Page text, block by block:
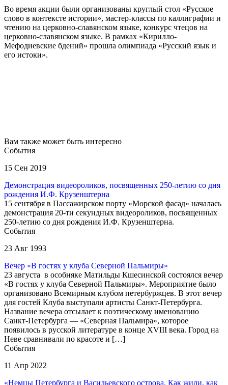
Во время акции были организованы круглый стол «Русское
слово в контексте истории», мастер-классы по каллиграфии и
чтению на церковно-славянском языке, конкурс чтецов на
церковно-славянском языке. В рамках «Кирилло-
Мефодиевские бдений» прошла олимпиада «Русский язык и
его истоки».
Вам также может быть интересно
События
15 Сен 2019
Демонстрация видеороликов, посвященных 250-летию со дня
рождения И.Ф. Крузенштерна
15 сентября в Пассажирском порту «Морской фасад» началась
демонстрация 20-ти секундных видеороликов, посвященных
250-летию со дня рождения И.Ф. Крузенштерна.
События
23 Авг 1993
Вечер «В гостях у клуба Северной Пальмиры»
23 августа в особняке Матильды Кшесинской состоялся вечер
«В гостях у клуба Северной Пальмиры». Мероприятие было
организовано Всемирным клубом петербуржцев. В этот вечер
для гостей Клуба выступали артисты Санкт-Петербурга.
Название вечера отсылает к поэтическому именованию
Санкт-Петербурга — «Северная Пальмира», которое
появилось в русской литературе в конце XVIII века. Город на
Неве сравнивали по красоте и […]
События
11 Апр 2022
«Немцы Петербурга и Васильевского острова. Как жили, как